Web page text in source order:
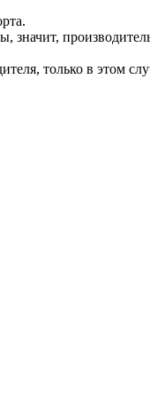
значит,
только в этом